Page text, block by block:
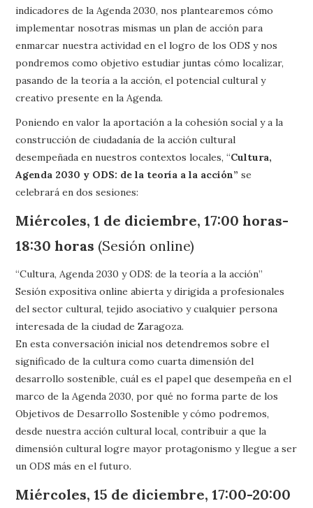
indicadores de la Agenda 2030, nos plantearemos cómo
implementar nosotras mismas un plan de acción para
enmarcar nuestra actividad en el logro de los ODS y nos
pondremos como objetivo estudiar juntas cómo localizar,
pasando de la teoría a la acción, el potencial cultural y
creativo presente en la Agenda.
Poniendo en valor la aportación a la cohesión social y a la
construcción de ciudadanía de la acción cultural
desempeñada en nuestros contextos locales, “Cultura,
Agenda 2030 y ODS: de la teoría a la acción”se
celebrará en dos sesiones:
Miércoles, 1 de diciembre, 17:00 horas-
18:30 horas (Sesión online)
“Cultura, Agenda 2030 y ODS: de la teoría a la acción”
Sesión expositiva online abierta y dirigida a profesionales
del sector cultural, tejido asociativo y cualquier persona
interesada de la ciudad de Zaragoza.
En esta conversación inicial nos detendremos sobre el
significado de la cultura como cuarta dimensión del
desarrollo sostenible, cuál es el papel que desempeña en el
marco de la Agenda 2030, por qué no forma parte de los
Objetivos de Desarrollo Sostenible y cómo podremos,
desde nuestra acción cultural local, contribuir a que la
dimensión cultural logre mayor protagonismo y llegue a ser
un ODS más en el futuro.
Miércoles, 15 de diciembre, 17:00-20:00